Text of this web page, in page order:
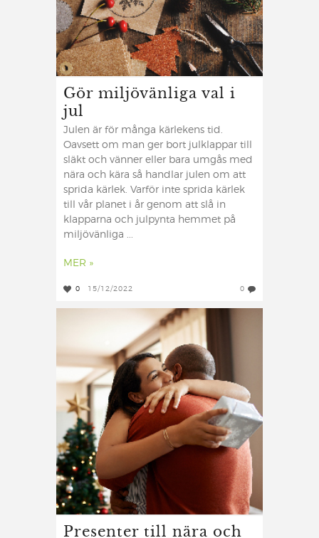
Gör miljövänliga val i
jul
Julen är för många kärlekens tid.
Oavsett om man ger bort julklappar till
släkt och vänner eller bara umgås med
nära och kära så handlar julen om att
sprida kärlek. Varför inte sprida kärlek
till vår planet i år genom att slå in
klapparna och julpynta hemmet på
miljövänliga ...
MER »
0 15/12/2022 0
Presenter till nära och